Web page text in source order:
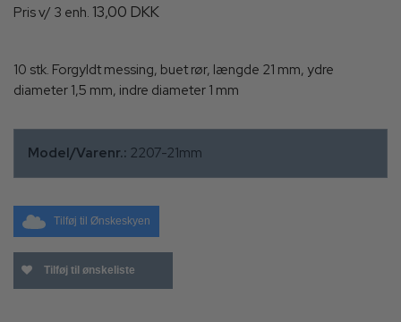
Pris v/ 3 enh. 13,00 DKK
10 stk. Forgyldt messing, buet rør, længde 21 mm, ydre
diameter 1,5 mm, indre diameter 1 mm
Model/Varenr.: 2207-21mm
Tilføj til Ønskeskyen
Tilføj til ønskeliste